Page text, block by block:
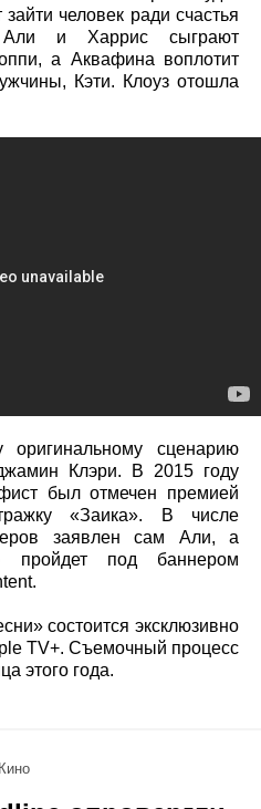
человек ради счастья
и Харрис сыграют
а Аквафина воплотит
Кэти. Клоуз отошла
оригинальному сценарию
Клэри. В 2015 году
был отмечен премией
«Заика». В числе
заявлен сам Али, а
пройдет под баннером
состоится эксклюзивно
TV+. Съемочный процесс
этого года.
Кино